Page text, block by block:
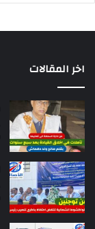
اخر المقالات